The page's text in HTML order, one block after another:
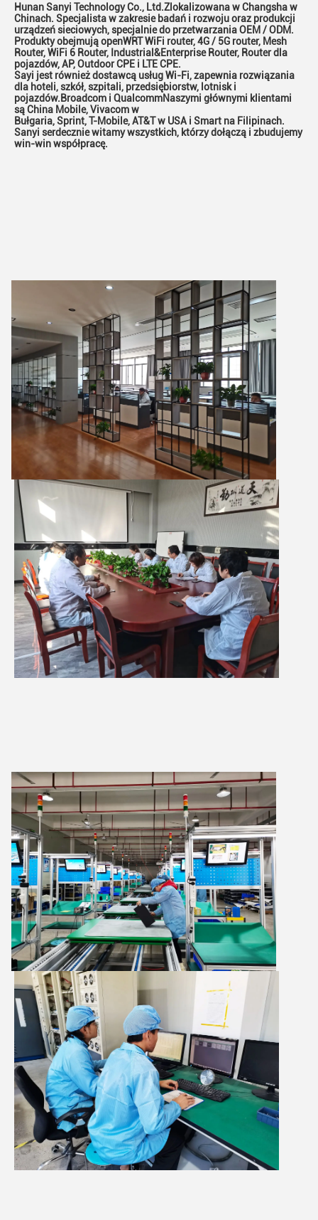
Zatwierdź
Hunan Sanyi Technology Co., Ltd.Zlokalizowana w Changsha w
Chinach. Specjalista w zakresie badań i rozwoju oraz produkcji
urządzeń sieciowych, specjalnie do przetwarzania OEM / ODM.
Produkty obejmują openWRT WiFi router, 4G / 5G router, Mesh
Router, WiFi 6 Router, Industrial&Enterprise Router, Router dla
pojazdów, AP, Outdoor CPE i LTE CPE.
Sayi jest również dostawcą usług Wi-Fi, zapewnia rozwiązania
dla hoteli, szkół, szpitali, przedsiębiorstw, lotnisk i
pojazdów.Broadcom i QualcommNaszymi głównymi klientami
są China Mobile, Vivacom w
Bułgaria, Sprint, T-Mobile, AT&T w USA i Smart na Filipinach.
Sanyi serdecznie witamy wszystkich, którzy dołączą i zbudujemy
win-win współpracę.